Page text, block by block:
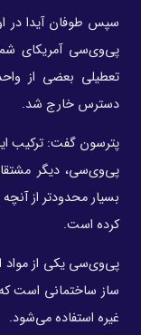
پی‌وی‌سی آمریکای
دسترس خارج شد.
پترسون گفت: ترکیب
پی‌وی‌سی، دیگر
بسیار محدودتر از
کرده است.
پی‌وی‌سی یکی از مواد
ساز ساختمانی است که
غیره استفاده می‌شود.